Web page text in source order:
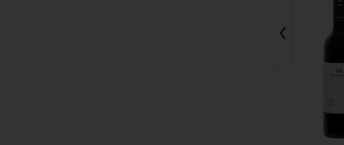
‹